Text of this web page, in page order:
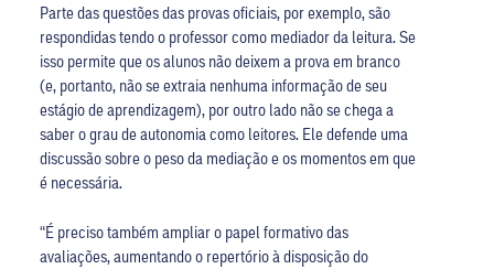
Parte das questões das provas oficiais, por exemplo, são
respondidas tendo o professor como mediador da leitura. Se
isso permite que os alunos não deixem a prova em branco
(e, portanto, não se extraia nenhuma informação de seu
estágio de aprendizagem), por outro lado não se chega a
saber o grau de autonomia como leitores. Ele defende uma
discussão sobre o peso da mediação e os momentos em que
é necessária.
“É preciso também ampliar o papel formativo das
avaliações, aumentando o repertório à disposição do